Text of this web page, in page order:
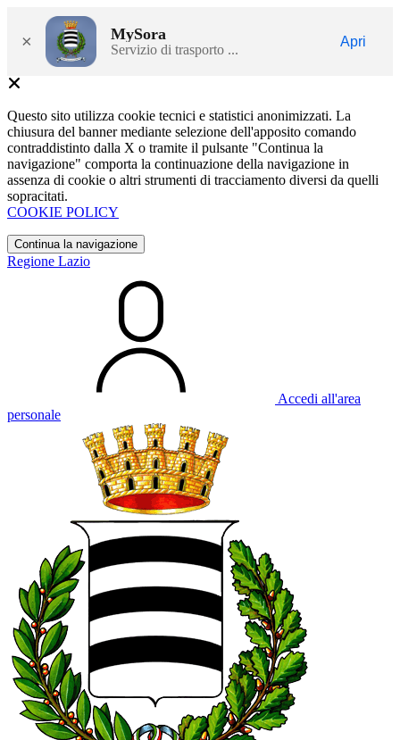
× MySora
Servizio di trasporto ...
Apri
Questo sito utilizza cookie tecnici e statistici anonimizzati. La
chiusura del banner mediante selezione dell'apposito comando
contraddistinto dalla X o tramite il pulsante "Continua la
navigazione" comporta la continuazione della navigazione in
assenza di cookie o altri strumenti di tracciamento diversi da quelli
sopracitati.
COOKIE POLICY
Continua la navigazione
Regione Lazio
Accedi all'area
personale